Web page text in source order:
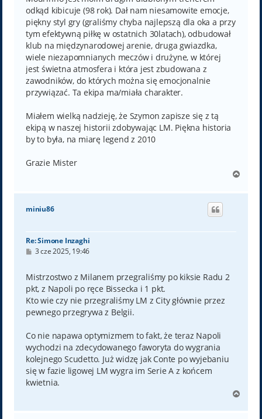
odkąd kibicuje (98 rok). Dał nam niesamowite emocje,
piękny styl gry (graliśmy chyba najlepszą dla oka a przy
tym efektywną piłkę w ostatnich 30latach), odbudował
klub na międzynarodowej arenie, druga gwiazdka,
wiele niezapomnianych meczów i drużyne, w której
jest świetna atmosfera i która jest zbudowana z
zawodników, do których można się emocjonalnie
przywiązać. Ta ekipa ma/miała charakter.
Miałem wielką nadzieję, że Szymon zapisze się z tą
ekipą w naszej historii zdobywając LM. Piękna historia
by to była, na miarę legend z 2010
Grazie Mister
g
miniu86
Re: Simone Inzaghi
P
t
3 cze 2025, 19:46
Mistrzostwo z Milanem przegraliśmy po kiksie Radu 2
pkt, z Napoli po ręce Bissecka i 1 pkt.
Kto wie czy nie przegraliśmy LM z City głównie przez
pewnego przegrywa z Belgii.
Co nie napawa optymizmem to fakt, że teraz Napoli
wychodzi na zdecydowanego faworyta do wygrania
kolejnego Scudetto. Już widzę jak Conte po wyjebaniu
się w fazie ligowej LM wygra im Serie A z końcem
kwietnia.
g